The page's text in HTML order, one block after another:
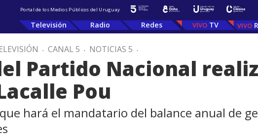
Portal de los Medios Públicos del Uruguay
Televisión Radio Redes TV
. CANAL 5 . NOTICIAS 5 .
Partido Nacional
Pou
hará el mandatario del balance anual de